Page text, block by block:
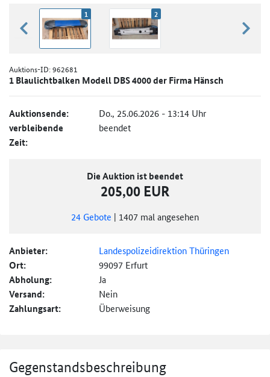
zurück blättern
1 2
Auktions-ID:962681
1 Blaulichtbalken Modell DBS 4000 der Firma Hänsch
Auktionsende: Do., 25.06.2026 - 13:14 Uhr
verbleibende
Zeit:
beendet
Die Auktion ist beendet
205,00 EUR
24 Gebote | 1407 mal angesehen
Anbieter: Landespolizeidirektion Thüringen
Ort: 99097 Erfurt
Abholung: Ja
Versand: Nein
Zahlungsart: Überweisung
Gegenstandsbeschreibung